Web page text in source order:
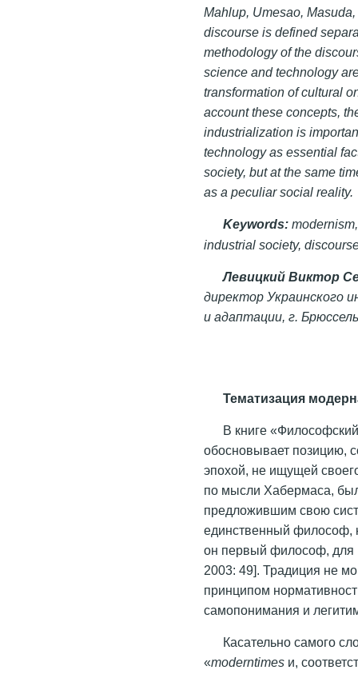
Mahlup, Umesao,
discourse is defined
methodology of the
science and technology
transformation of cultural
account these concepts,
industrialization is
technology as essential
society, but at the same
as a peculiar social reality.
Keywords:
industrial society,
Левицкий Виктор
директор Украинского
и адаптации, г.
Тематизация
В книге
обосновывает позицию,
эпохой, не ищущей
по мысли Хабермаса,
предложившим свою
единственный философ,
он первый философ, для
2003: 49]. Традиция не
принципом
самопонимания и
Касательно самого
«moderntimes и,